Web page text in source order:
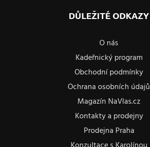
DŮLEŽITÉ ODKAZY
O nás
Kadeřnický program
Obchodní podmínky
Ochrana osobních údajů
Magazín NaVlas.cz
Kontakty a prodejny
Prodejna Praha